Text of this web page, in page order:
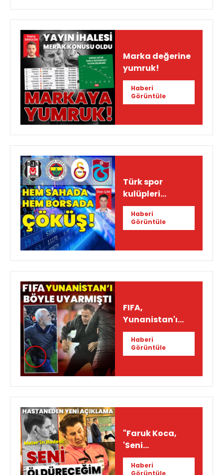
Marka değerine
yumruk!
Haberi
Görüntüle
Türk spor
kulüpleri
borsada eriyor!
Haberi
Görüntüle
FIFA,
Yunanistan'ı
böyle uyarmıştı!
Haberi
Görüntüle
"Faruk Koca,
'Seni
öldüreceğim'
dedi"
Haberi